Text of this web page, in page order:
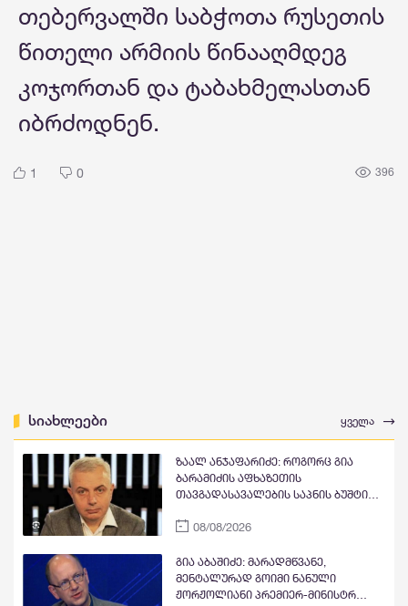
თებერვალში საბჭოთა რუსეთის
წითელი არმიის წინააღმდეგ
კოჯორთან და ტაბახმელასთან
იბრძოდნენ.
1 0 396
სიახლეები ყველა
ზაალ ანჯაფარიძე: როგორც გია
ბარამიძის აფხაზეთის
თავგადასავალების საპნის ბუშტი
მიშა მშვილდაძის ვითომ რუსეთთან
ცოტა ხანში ვიხილავთ სხვა ვითომ
"ანტირუსების" მითების და ბუშტების
გასკდომის სერიას
08/08/2026
გია აბაშიძე: მარადმწვანე,
მენტალურად გოიმი ნანული
ჟორჟოლიანი პრემიერ-მინისტრ